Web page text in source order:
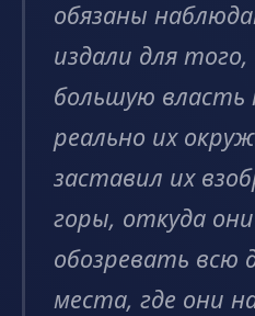
обязаны
издали для
большую
реально их
заставил их
горы, откуда
обозревать всю
места, где они